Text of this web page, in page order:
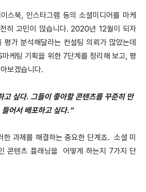
스북, 인스타그램 등의 소셜미디어를 마케
히 고민이 많습니다. 2020년 12월이 되자
평가 분석해달라는 컨설팅 의뢰가 많았는데
케팅 기획을 위한 7단계를 정리해 보고, 평
보겠습니다.
고 싶다. 그들이 좋아할 콘텐츠를 꾸준히 만
들어서 배포하고 싶다.”
한 과제를 해결하는 중요한 단계죠. 소셜 미
콘텐츠 플래닝을 어떻게 하는지 7가지 단